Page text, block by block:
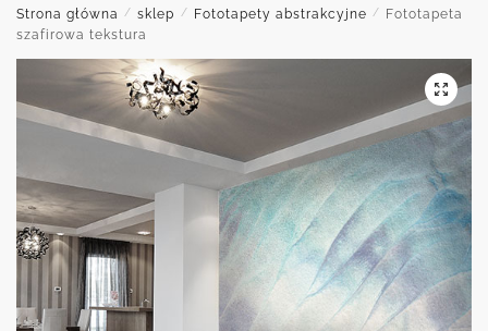
Strona główna / sklep / Fototapety abstrakcyjne /
Fototapeta
szafirowa tekstura